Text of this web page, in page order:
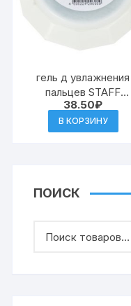
гель д увлажнения
пальцев STAFF
«EVERYDAY», 10 г
(Малайзия),
нетоксичный
38.50₽
В КОРЗИНУ
ПОИСК